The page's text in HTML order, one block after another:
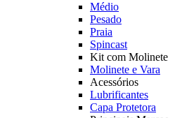
Médio
Pesado
Praia
Spincast
Kit com Molinete
Molinete e Vara
Acessórios
Lubrificantes
Capa Protetora